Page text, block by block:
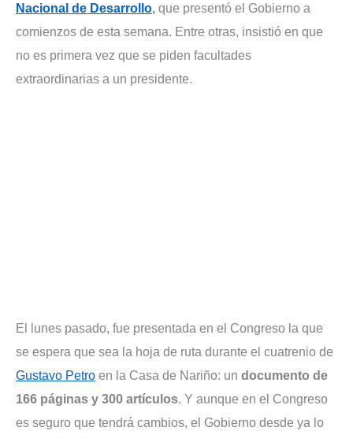
Nacional de Desarrollo, que presentó el Gobierno a
comienzos de esta semana. Entre otras, insistió en que
no es primera vez que se piden facultades
extraordinarias a un presidente.
El lunes pasado, fue presentada en el Congreso la que
se espera que sea la hoja de ruta durante el cuatrenio de
Gustavo Petro en la Casa de Nariño: un documento de
166 páginas y 300 artículos. Y aunque en el Congreso
es seguro que tendrá cambios, el Gobierno desde ya lo